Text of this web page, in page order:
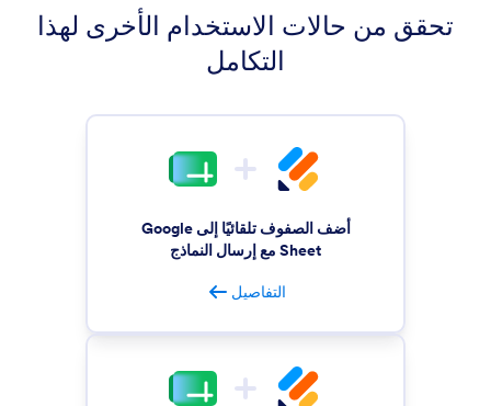
تحقق من حالات الاستخدام الأخرى لهذا
التكامل
أضف الصفوف تلقائيًا إلى Google
Sheet مع إرسال النماذج
التفاصيل